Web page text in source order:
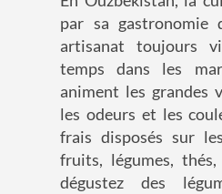
par sa gastronomie
artisanat toujours
temps dans les
animent les grandes
les odeurs et les
frais disposés sur
fruits, légumes,
dégustez des